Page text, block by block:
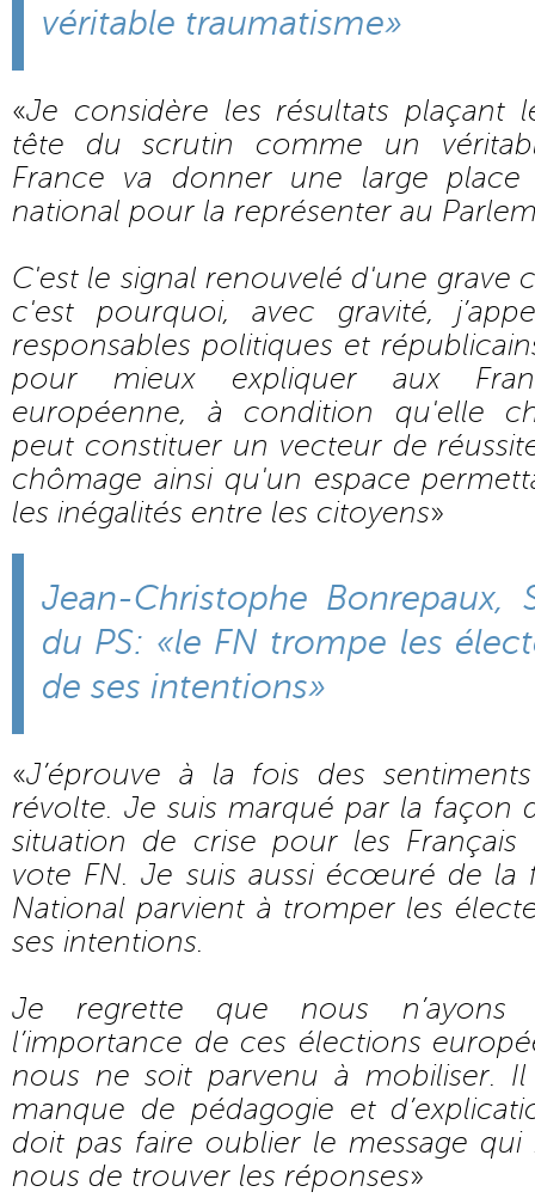
véritable traumatisme»
«Je considère les résultats plaçant
tête du scrutin comme un
France va donner une large
national pour la représenter au
C'est le signal renouvelé d'une grave
c'est pourquoi, avec gravité,
responsables politiques et
pour mieux expliquer aux
européenne, à condition qu'elle
peut constituer un vecteur de
chômage ainsi qu'un espace
les inégalités entre les citoyens»
Jean-Christophe Bonrepaux,
du PS: «le FN trompe les
de ses intentions»
«J’éprouve à la fois des
révolte. Je suis marqué par la façon
situation de crise pour les
vote FN. Je suis aussi écœuré de
National parvient à tromper les
ses intentions.
Je regrette que nous n’ayons
l’importance de ces élections
nous ne soit parvenu à mobiliser.
manque de pédagogie et
doit pas faire oublier le message qui
nous de trouver les réponses»